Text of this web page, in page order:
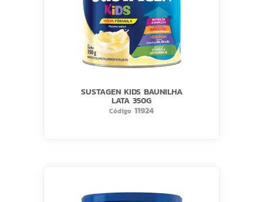
SUSTAGEN KIDS BAUNILHA
LATA 350G
Código 11924